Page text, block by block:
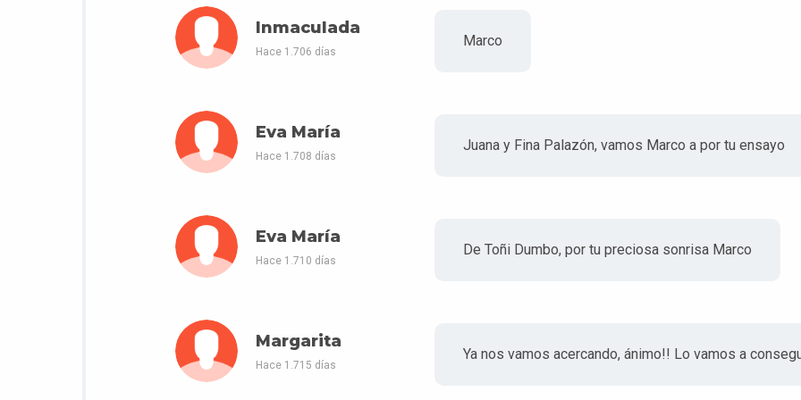
Inmaculada
Hace 1.706 días
Marco
Eva María
Hace 1.708 días
Juana y Fina Palazón, vamos Marco a por tu ensayo
Eva María
Hace 1.710 días
De Toñi Dumbo, por tu preciosa sonrisa Marco
Margarita
Hace 1.715 días
Ya nos vamos acercando, ánimo!! Lo vamos a